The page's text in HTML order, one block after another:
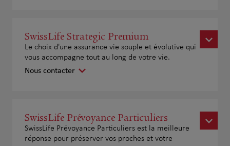
SwissLife Strategic Premium
Le choix d'une assurance vie souple et évolutive qui
vous accompagne tout au long de votre vie.
Nous contacter
SwissLife Prévoyance Particuliers
SwissLife Prévoyance Particuliers est la meilleure
réponse pour préserver vos proches et votre